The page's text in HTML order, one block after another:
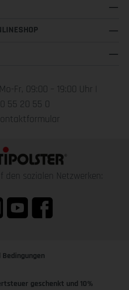
Fr, 09:00 – 19:00 Uhr |
55 20 55 0
den sozialen Netzwerken:
geschenkt und 10%